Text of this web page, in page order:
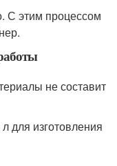
С этим процессом
не составит
для изготовления